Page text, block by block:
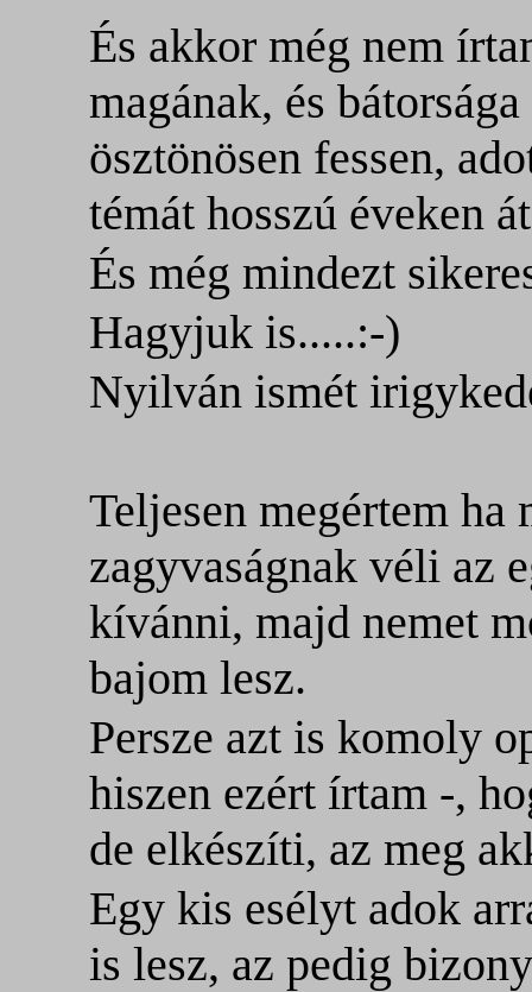
És akkor még nem
magának, és
ösztönösen fessen,
témát hosszú éveken
És még mindezt
Hagyjuk is.....:-)
Nyilván ismét
Teljesen megértem
zagyvaságnak véli az
kívánni, majd nemet
bajom lesz.
Persze azt is komoly
hiszen ezért írtam -,
de elkészíti, az meg
Egy kis esélyt adok
is lesz, az pedig